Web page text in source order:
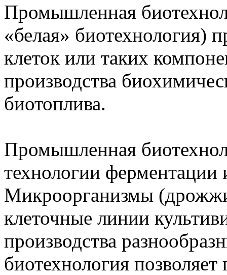
Промышленная
«белая» биотехнология)
клеток или таких
производства
биотоплива.
Промышленная
технологии ферментации
Микроорганизмы
клеточные линии
производства
биотехнология